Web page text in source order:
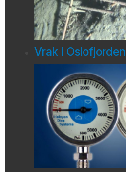
Vrak i